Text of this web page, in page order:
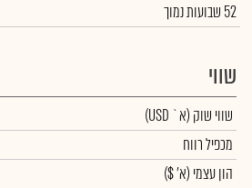
52 שבועות נמוך
שווי
שווי שוק (א` USD)
מכפיל רווח
הון עצמי (א' $)